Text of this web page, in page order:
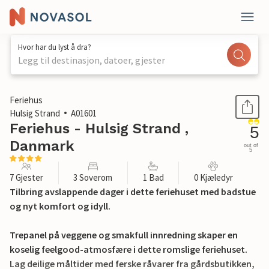
Hvor har du lyst å dra?
Legg til destinasjon, datoer, gjester
1 / 24
Feriehus
Hulsig Strand
A01601
Feriehus - Hulsig Strand ,
Danmark
5
out of
5
7 Gjester 3 Soverom 1 Bad 0 Kjæledyr
Tilbring avslappende dager i dette feriehuset med badstue
og nyt komfort og idyll.
Trepanel på veggene og smakfull innredning skaper en
koselig feelgood-atmosfære i dette romslige feriehuset.
Lag deilige måltider med ferske råvarer fra gårdsbutikken,